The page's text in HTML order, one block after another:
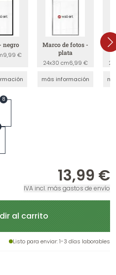
negro
9,99 €
Marco de fotos -
plata
24x30 cm6,99 €
más información
8
13,99 €
IVA incl. más gastos de envío
al carrito
Listo para enviar: 1-3 días laborables